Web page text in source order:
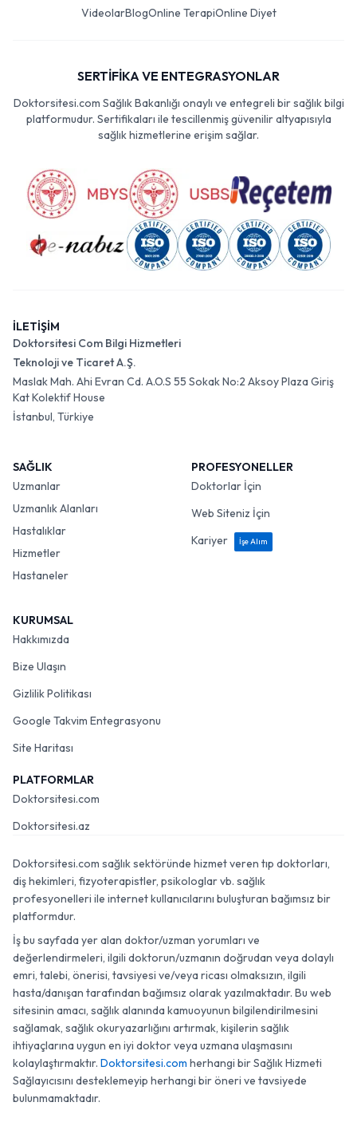
VideolarBlogOnline TerapiOnline Diyet
SERTİFİKA VE ENTEGRASYONLAR
Doktorsitesi.com Sağlık Bakanlığı onaylı ve entegreli bir sağlık bilgi
platformudur. Sertifikaları ile tescillenmiş güvenilir altyapısıyla
sağlık hizmetlerine erişim sağlar.
İLETİŞİM
Doktorsitesi Com Bilgi Hizmetleri
Teknoloji ve Ticaret A.Ş.
Maslak Mah. Ahi Evran Cd. A.O.S 55 Sokak No:2 Aksoy Plaza Giriş
Kat Kolektif House
İstanbul, Türkiye
SAĞLIK
Uzmanlar
Uzmanlık Alanları
Hastalıklar
Hizmetler
Hastaneler
PROFESYONELLER
Doktorlar İçin
Web Siteniz İçin
Kariyer
İşe Alım
KURUMSAL
Hakkımızda
Bize Ulaşın
Gizlilik Politikası
Google Takvim Entegrasyonu
Site Haritası
PLATFORMLAR
Doktorsitesi.com
Doktorsitesi.az
Doktorsitesi.com sağlık sektöründe hizmet veren tıp doktorları,
diş hekimleri, fizyoterapistler, psikologlar vb. sağlık
profesyonelleri ile internet kullanıcılarını buluşturan bağımsız bir
platformdur.
İş bu sayfada yer alan doktor/uzman yorumları ve
değerlendirmeleri, ilgili doktorun/uzmanın doğrudan veya dolaylı
emri, talebi, önerisi, tavsiyesi ve/veya ricası olmaksızın, ilgili
hasta/danışan tarafından bağımsız olarak yazılmaktadır. Bu web
sitesinin amacı, sağlık alanında kamuoyunun bilgilendirilmesini
sağlamak, sağlık okuryazarlığını artırmak, kişilerin sağlık
ihtiyaçlarına uygun en iyi doktor veya uzmana ulaşmasını
kolaylaştırmaktır. Doktorsitesi.com herhangi bir Sağlık Hizmeti
Sağlayıcısını desteklemeyip herhangi bir öneri ve tavsiyede
bulunmamaktadır.